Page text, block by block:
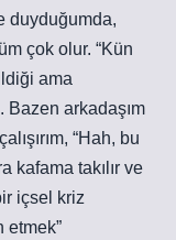
duyduğumda,
çok olur. “Kün
ama
Bazen arkadaşım
“Hah, bu
kafama takılır ve
içsel kriz
etmek”